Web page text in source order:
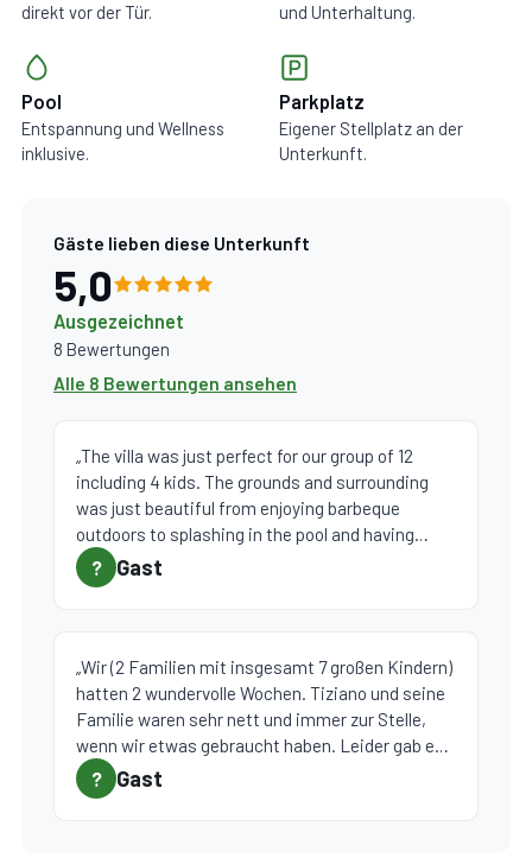
direkt vor der Tür.
und Unterhaltung.
Pool
Entspannung und Wellness
inklusive.
Parkplatz
Eigener Stellplatz an der
Unterkunft.
Gäste lieben diese Unterkunft
5,0
Ausgezeichnet
8 Bewertungen
Alle 8 Bewertungen ansehen
„The villa was just perfect for our group of 12
including 4 kids. The grounds and surrounding
was just beautiful from enjoying barbeque
outdoors to splashing in the pool and having
walks amidst the sunflower fields. The owners
were helpful and kind and we couldn't have asked
? Gast
„Wir (2 Familien mit insgesamt 7 großen Kindern)
hatten 2 wundervolle Wochen. Tiziano und seine
Familie waren sehr nett und immer zur Stelle,
wenn wir etwas gebraucht haben. Leider gab es
sehr viele Moskitos, aber zum Glück hat das Hsus
an den Fenstern Fliegengitter. Wir sind gut erholt
? Gast